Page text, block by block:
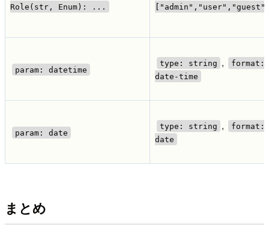
Role(str, Enum): ...
param: datetime
type: string ,
format:
date-time
param: date
type: string ,
format:
date
まとめ